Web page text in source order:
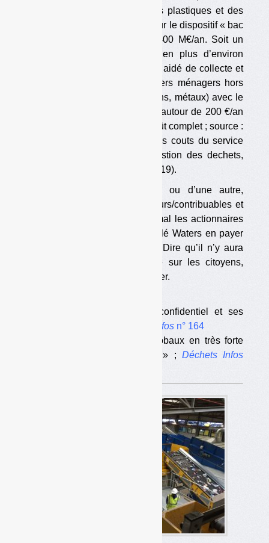
faite des recettes de vente des plastiques et des
économies (faibles) réalisées sur le dispositif « bac
jaune », tournerait autour de 400 M€/an. Soit un
coût net par tonne collectée en plus d’environ
4 000 €. Ceci alors que le coût aidé de collecte et
de tri des emballages et papiers ménagers hors
verre (plastiques, papiers-cartons, métaux) avec le
dispositif « bac jaune » tourne autour de 200 €/an
(environ 470 €/tonne pour le coût complet ; source :
Ademe, Référentiel national des couts du service
public de prevention et de gestion des dechets,
données de 2016, édition de 2019).
Le prix sera, d’une manière ou d’une autre,
répercuté sur les consommateurs/contribuables et
sur personne d’autre (on voit mal les actionnaires
de Coca-Cola, Danone et Nestlé Waters en payer
le prix, fût-ce partiellement…). Dire qu’il n’y aura
aucune incidence économique sur les citoyens,
c’est donc essayer de les tromper.
— « Consigne : le rapport confidentiel et ses
Déchets Infosn° 164
— « Consigne : des coûts globaux en très forte
hausse et totalement oubliés » ;Déchets Infos